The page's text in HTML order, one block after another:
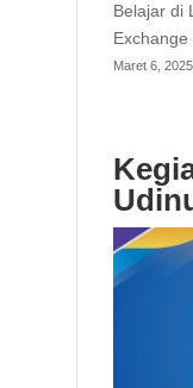
Belajar di
Maret 6, 2025